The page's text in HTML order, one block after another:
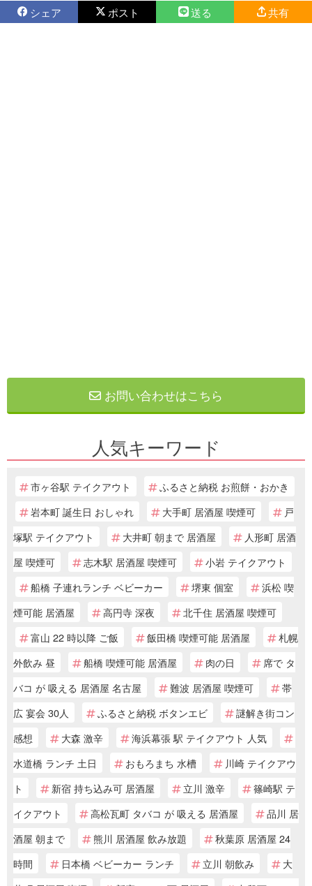
シェア ポスト 送る 共有
お問い合わせはこちら
人気キーワード
市ヶ谷駅 テイクアウト
ふるさと納税 お煎餅・おかき
岩本町 誕生日 おしゃれ
大手町 居酒屋 喫煙可
戸
塚駅 テイクアウト
大井町 朝まで 居酒屋
人形町 居酒
屋 喫煙可
志木駅 居酒屋 喫煙可
小岩 テイクアウト
船橋 子連れランチ ベビーカー
堺東 個室
浜松 喫
煙可能 居酒屋
高円寺 深夜
北千住 居酒屋 喫煙可
富山 22 時以降 ご飯
飯田橋 喫煙可能 居酒屋
札幌
外飲み 昼
船橋 喫煙可能 居酒屋 肉の日
席で タ
バコ が 吸える 居酒屋 名古屋
難波 居酒屋 喫煙可
帯
広 宴会 30人
ふるさと納税 ボタンエビ
謎解き街コン
感想
大森 激辛
海浜幕張 駅 テイクアウト 人気
水道橋 ランチ 土日
おもろまち 水槽
川崎 テイクアウ
ト
新宿 持ち込み可 居酒屋 立川 激辛
篠崎駅 テ
イクアウト
高松瓦町 タバコ が 吸える 居酒屋
品川 居
酒屋 朝まで
熊川 居酒屋 飲み放題
秋葉原 居酒屋 24
時間
日本橋 ベビーカー ランチ 立川 朝飲み
大